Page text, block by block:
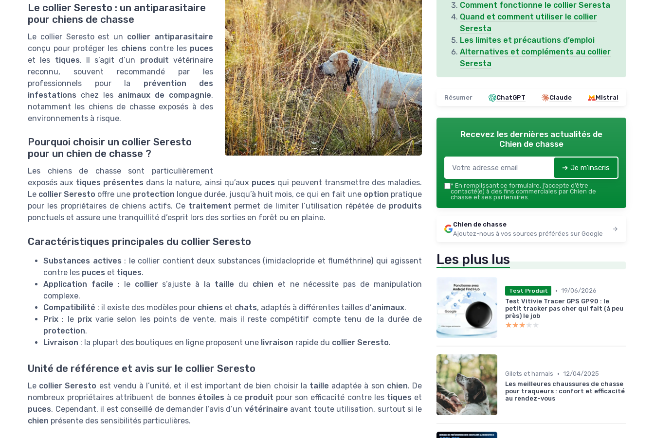
Le collier Seresto : un antiparasitaire
pour chiens de chasse
Le collier Seresto est un collier antiparasitaire
conçu pour protéger les chiens contre les puces
et les tiques. Il s’agit d’un produit vétérinaire
reconnu, souvent recommandé par les
professionnels pour la prévention des
infestations chez les animaux de compagnie,
notamment les chiens de chasse exposés à des
environnements à risque.
Pourquoi choisir un collier Seresto
pour un chien de chasse ?
Les chiens de chasse sont particulièrement
exposés aux tiques présentes dans la nature, ainsi qu’aux puces qui peuvent transmettre des maladies.
Le collier Seresto offre une protection longue durée, jusqu’à huit mois, ce qui en fait une option pratique
pour les propriétaires de chiens actifs. Ce traitement permet de limiter l’utilisation répétée de produits
ponctuels et assure une tranquillité d’esprit lors des sorties en forêt ou en plaine.
Caractéristiques principales du collier Seresto
Substances actives : le collier contient deux substances (imidaclopride et fluméthrine) qui agissent
contre les puces et tiques.
Application facile : le colliers’ajuste à la taille du chien et ne nécessite pas de manipulation
complexe.
Compatibilité : il existe des modèles pour chiens et chats, adaptés à différentes tailles d’animaux.
Prix : le prixvarie selon les points de vente, mais il reste compétitif compte tenu de la durée de
protection.
Livraison : la plupart des boutiques en ligne proposent une livraison rapide du collier Seresto.
Unité de référence et avis sur le collier Seresto
Le collier Seresto est vendu à l’unité, et il est important de bien choisir la taille adaptée à son chien. De
nombreux propriétaires attribuent de bonnes étoiles à ce produit pour son efficacité contre les tiques et
puces. Cependant, il est conseillé de demander l’avis d’un vétérinaire avant toute utilisation, surtout si le
chien présente des sensibilités particulières.
Comment fonctionne le collier Seresta
Quand et comment utiliser le collier
Seresta
Les limites et précautions d’emploi
Alternatives et compléments au collier
Seresta
Résumer ChatGPT Claude Mistral
Recevez les dernières actualités de
Chien de chasse
➔ Je m'inscris
* En remplissant ce formulaire, j’accepte d’être
contacté(e) à des fins commerciales par Chien de
chasse et ses partenaires.
Chien de chasse
Ajoutez-nous à vos sources préférées sur Google
Les plus lus
Test Produit • 19/06/2026
Test Vitivie Tracer GPS GP90 : le
petit tracker pas cher qui fait (à peu
près) le job
★★★★★
★★★★★
Gilets et harnais • 12/04/2025
Les meilleures chaussures de chasse
pour traqueurs : confort et efficacité
au rendez-vous